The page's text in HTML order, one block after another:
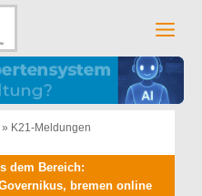
» K21-Meldungen
dem Bereich:
bremen online